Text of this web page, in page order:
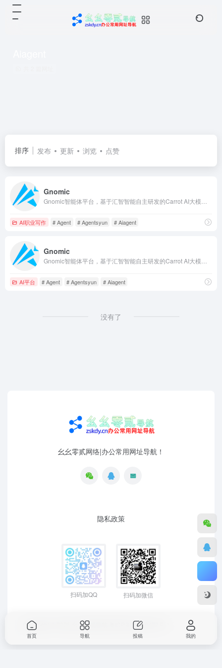
排序 发布 更新 浏览 点赞
Gnomic
AI职业写作 # Agent # Agentsyun # Aiagent
Gnomic
AI平台 # Agent # Agentsyun # Aiagent
没有了
幺幺零贰网络|办公常用网址导航！
隐私政策
扫码加QQ 扫码加微信
Copyright © 2026 幺幺零贰导航 粤ICP备19129477号-1
首页 导航 投稿 我的